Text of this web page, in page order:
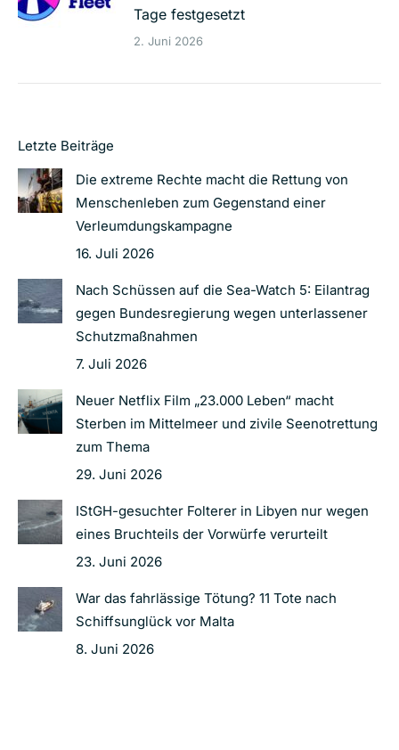
Tage festgesetzt
2. Juni 2026
Letzte Beiträge
Die extreme Rechte macht die Rettung von
Menschenleben zum Gegenstand einer
Verleumdungskampagne
16. Juli 2026
Nach Schüssen auf die Sea-Watch 5: Eilantrag
gegen Bundesregierung wegen unterlassener
Schutzmaßnahmen
7. Juli 2026
Neuer Netflix Film „23.000 Leben“ macht
Sterben im Mittelmeer und zivile Seenotrettung
zum Thema
29. Juni 2026
IStGH-gesuchter Folterer in Libyen nur wegen
eines Bruchteils der Vorwürfe verurteilt
23. Juni 2026
War das fahrlässige Tötung? 11 Tote nach
Schiffsunglück vor Malta
8. Juni 2026